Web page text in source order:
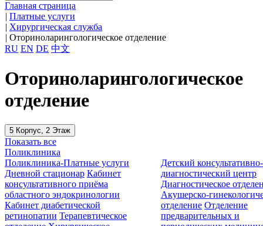
Главная страница
| Платные услуги
| Хирургическая служба
| Оториноларингологическое отделение
RU EN DE 中文
Оториноларингологическое
отделение
5 Корпус, 2 Этаж
Показать все
Поликлиника
Поликлиника-Платные услуги
Дневной стационар Кабинет
консультативного приёма
областного эндокринологии
Кабинет диабетической
ретинопатии Терапевтическое
Детский консультативно-
диагностический центр
Диагностическое
Акушерско-
отделение Отделение
предварительных и